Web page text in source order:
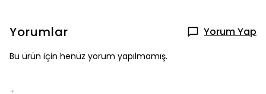
Yorumlar Yorum Yap
Bu ürün için henüz yorum yapılmamış.